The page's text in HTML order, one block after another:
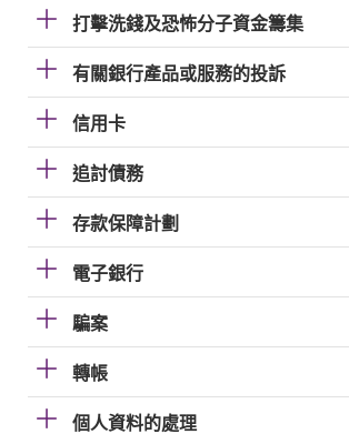
打擊洗錢及恐怖分子資金籌集
有關銀行產品或服務的投訴
信用卡
追討債務
存款保障計劃
電子銀行
騙案
轉帳
個人資料的處理